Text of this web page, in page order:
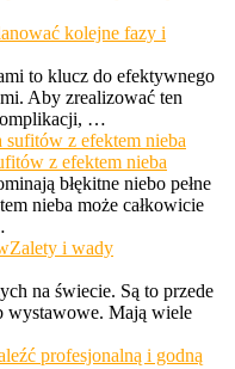
kolejne fazy i
to klucz do efektywnego
Aby zrealizować ten
…
z efektem nieba
błękitne niebo pełne
nieba może całkowicie
Zalety i wady
na świecie. Są to przede
wystawowe. Mają wiele